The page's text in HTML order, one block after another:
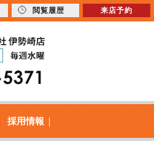
採用情報
閲覧履歴 来店予約